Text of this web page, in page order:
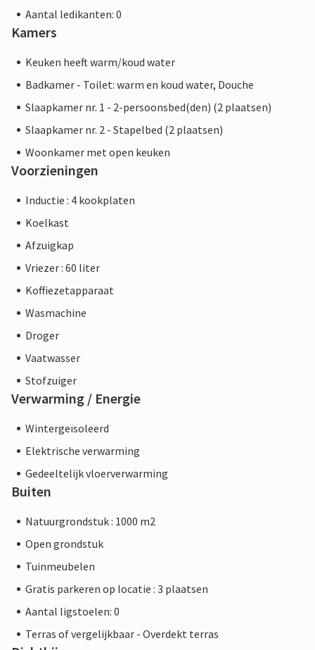
Aantal ledikanten: 0
Kamers
Keuken heeft warm/koud water
Badkamer - Toilet: warm en koud water, Douche
Slaapkamer nr. 1 - 2-persoonsbed(den) (2 plaatsen)
Slaapkamer nr. 2 - Stapelbed (2 plaatsen)
Woonkamer met open keuken
Voorzieningen
Inductie : 4 kookplaten
Koelkast
Afzuigkap
Vriezer : 60 liter
Koffiezetapparaat
Wasmachine
Droger
Vaatwasser
Stofzuiger
Verwarming / Energie
Wintergeïsoleerd
Elektrische verwarming
Gedeeltelijk vloerverwarming
Buiten
Natuurgrondstuk : 1000 m2
Open grondstuk
Tuinmeubelen
Gratis parkeren op locatie : 3 plaatsen
Aantal ligstoelen: 0
Terras of vergelijkbaar - Overdekt terras